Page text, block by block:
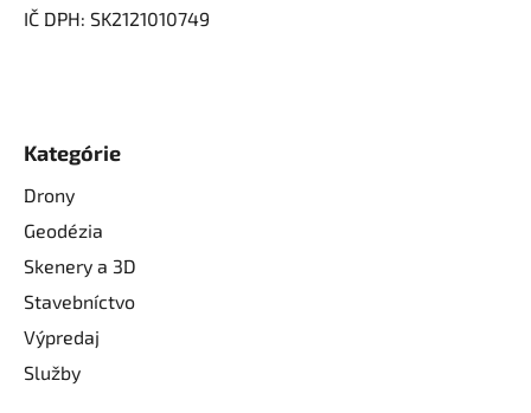
IČ DPH: SK2121010749
Kategórie
Drony
Geodézia
Skenery a 3D
Stavebníctvo
Výpredaj
Služby